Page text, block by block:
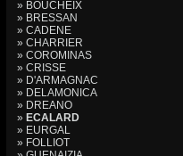
» BOUCHEIX
» BRESSAN
» CADENE
» CHARRIER
» COROMINAS
» CRISSE
» D'ARMAGNAC
» DELAMONICA
» DREANO
» ECALARD
» EURGAL
» FOLLIOT